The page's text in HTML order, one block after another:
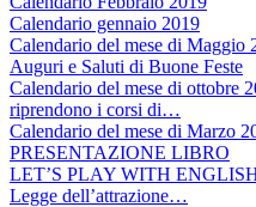
Calendario gennaio 2019
Calendario del mese di Maggio
Auguri e Saluti di Buone Feste
Calendario del mese di ottobre
riprendono i corsi di…
Calendario del mese di Marzo
PRESENTAZIONE LIBRO
LET’S PLAY WITH
Legge dell’attrazione…